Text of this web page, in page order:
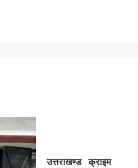
उत्तराखण्ड क्राइम